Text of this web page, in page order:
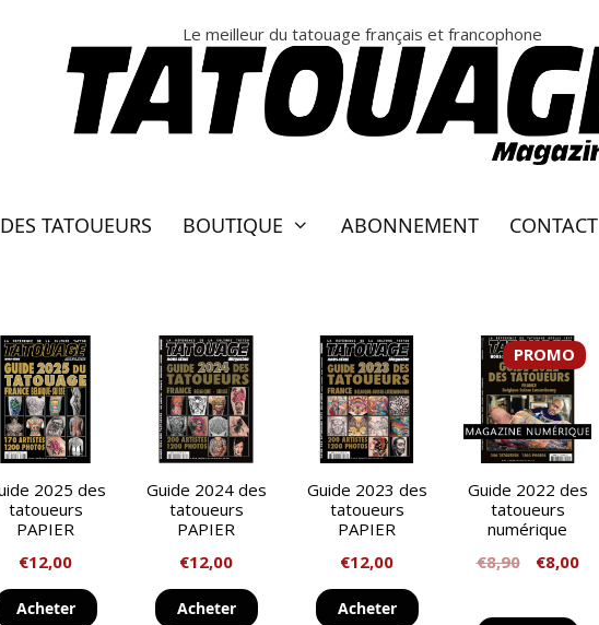
Le meilleur du tatouage français et francophone
TATOUEURS BOUTIQUE ABONNEMENT CONTACT
2025 des
tatoueurs
PAPIER
€12,00
Acheter
Guide 2024 des
tatoueurs
PAPIER
€12,00
Acheter
Guide 2023 des
tatoueurs
PAPIER
€12,00
Acheter
PROMO
Guide 2022 des
tatoueurs
numérique
€8,90 €8,00